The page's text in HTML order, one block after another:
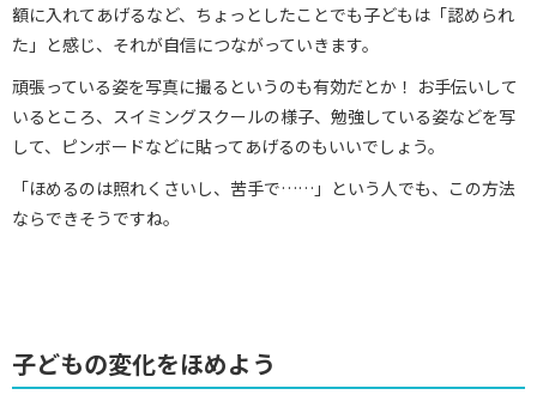
額に入れてあげるなど、ちょっとしたことでも子どもは「認められ
た」と感じ、それが自信につながっていきます。
頑張っている姿を写真に撮るというのも有効だとか！ お手伝いして
いるところ、スイミングスクールの様子、勉強している姿などを写
して、ピンボードなどに貼ってあげるのもいいでしょう。
「ほめるのは照れくさいし、苦手で……」という人でも、この方法
ならできそうですね。
子どもの変化をほめよう